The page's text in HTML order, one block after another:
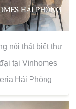
nội thất biệt thự
tại Vinhomes
Hải Phòng